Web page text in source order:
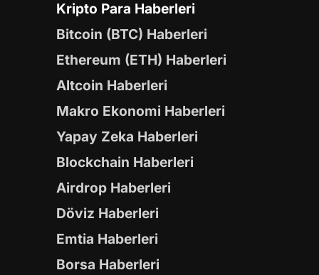
Kripto Para Haberleri
Bitcoin (BTC) Haberleri
Ethereum (ETH) Haberleri
Altcoin Haberleri
Makro Ekonomi Haberleri
Yapay Zeka Haberleri
Blockchain Haberleri
Airdrop Haberleri
Döviz Haberleri
Emtia Haberleri
Borsa Haberleri